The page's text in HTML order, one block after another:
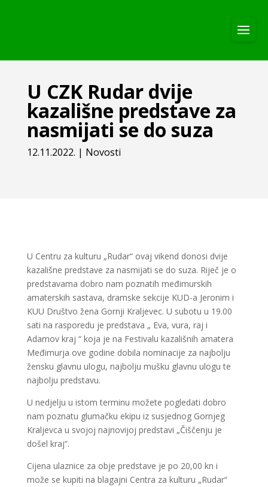
U CZK Rudar dvije
kazališne predstave za
nasmijati se do suza
12.11.2022. | Novosti
U Centru za kulturu „Rudar“ ovaj vikend donosi dvije
kazališne predstave za nasmijati se do suza. Riječ je o
predstavama dobro nam poznatih međimurskih
amaterskih sastava, dramske sekcije KUD-a Jeronim i
KUU Društvo žena Gornji Kraljevec. U subotu u 19.00
sati na rasporedu je predstava „ Eva, vura, raj i
Adamov kraj “ koja je na Festivalu kazališnih amatera
Međimurja ove godine dobila nominacije za najbolju
žensku glavnu ulogu, najbolju mušku glavnu ulogu te
najbolju predstavu.
U nedjelju u istom terminu možete pogledati dobro
nam poznatu glumačku ekipu iz susjednog Gornjeg
Kraljevca u svojoj najnovijoj predstavi „Čiščenju je
došel kraj“.
Cijena ulaznice za obje predstave je po 20,00 kn i
može se kupiti na blagajni Centra za kulturu „Rudar“